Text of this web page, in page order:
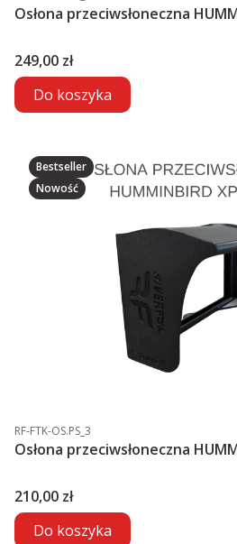
Osłona przeciwsłoneczna
Cena
249,00 zł
Do koszyka
Bestseller
Nowość
Kod produktu
RF-FTK-OS.PS_3
Osłona przeciwsłoneczna
Cena
210,00 zł
Do koszyka